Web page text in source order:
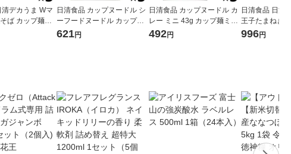
清デカうま Wマ
ば カップ麺大
そば 3個
日清食品 カップヌードル シ
ーフードヌードル カップ麺
カップラーメン 1セット（3
621円
日清食品 カップヌードル カ
レー ミニ 43g カップ麺ミニ
カップラーメン カップスー
492円
日清食品 日清
王子たまねぎ
個 カップ麺 カ
996円